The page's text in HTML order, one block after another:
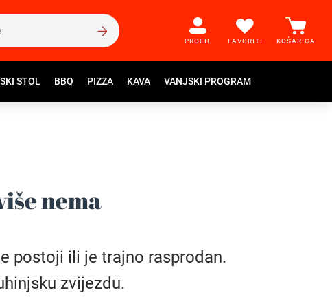
PROFIL FAVORITI KOŠARICA
STOL BBQ PIZZA KAVA VANJSKI PROGRAM
nema
postoji ili je trajno rasprodan.
zvijezdu.